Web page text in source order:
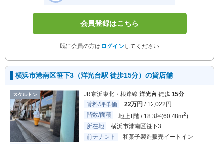
会員登録はこちら
既に会員の方は ログインしてください
横浜市港南区笹下3（洋光台駅 徒歩15分）の貸店舗
スケルトン JR京浜東北・根岸線 洋光台 徒歩 15分
賃料/坪単価
22万円 / 12,022円
階数/面積
地上1階 / 18.3坪(60.48m2)
所在地
横浜市港南区笹下3
前テナント
和菓子製造販売イートイン